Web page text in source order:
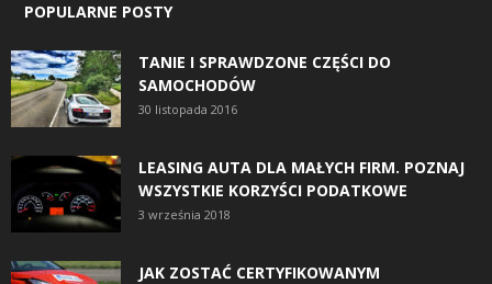
POPULARNE POSTY
TANIE I SPRAWDZONE CZĘŚCI DO
SAMOCHODÓW
30 listopada 2016
LEASING AUTA DLA MAŁYCH FIRM. POZNAJ
WSZYSTKIE KORZYŚCI PODATKOWE
3 września 2018
JAK ZOSTAĆ CERTYFIKOWANYM